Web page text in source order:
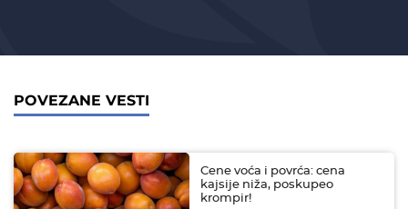
POVEZANE VESTI
Cene voća i povrća: cena
kajsije niža, poskupeo
krompir!